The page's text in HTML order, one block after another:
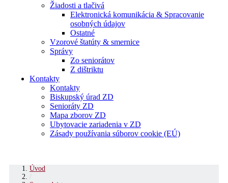
Žiadosti a tlačivá
Elektronická komunikácia & Spracovanie
osobných údajov
Ostatné
Vzorové štatúty & smernice
Správy
Zo seniorátov
Z dištriktu
Kontakty
Kontakty
Biskupský úrad ZD
Senioráty ZD
Mapa zborov ZD
Ubytovacie zariadenia v ZD
Zásady používania súborov cookie (EÚ)
Úvod
/